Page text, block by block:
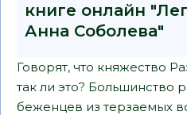
книге онлайн
Анна Соболева"
Говорят, что княжество
так ли это? Большинство
беженцев из терзаемых